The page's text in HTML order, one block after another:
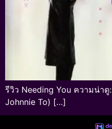
รีวิว Needing You ความน่าดู:
Johnnie To) […]